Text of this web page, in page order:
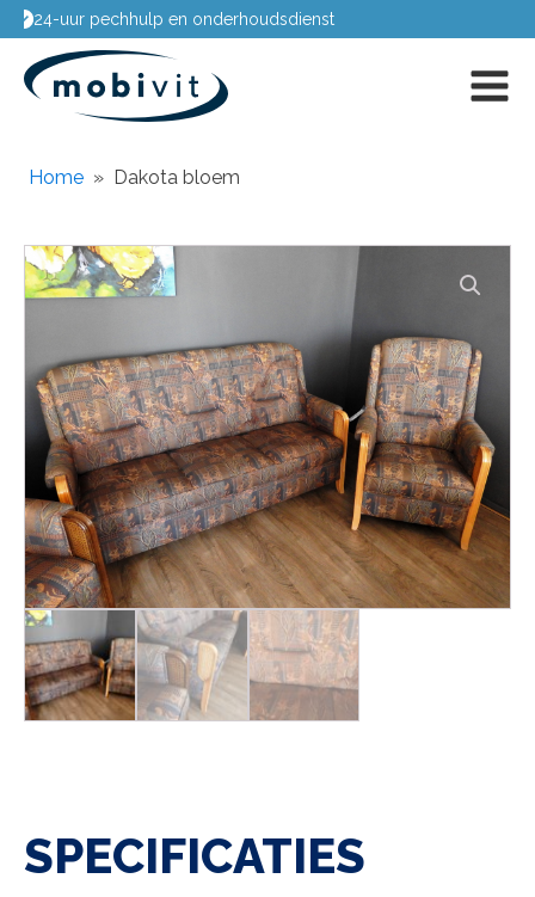
Passing aan huis
Home » Dakota bloem
SPECIFICATIES